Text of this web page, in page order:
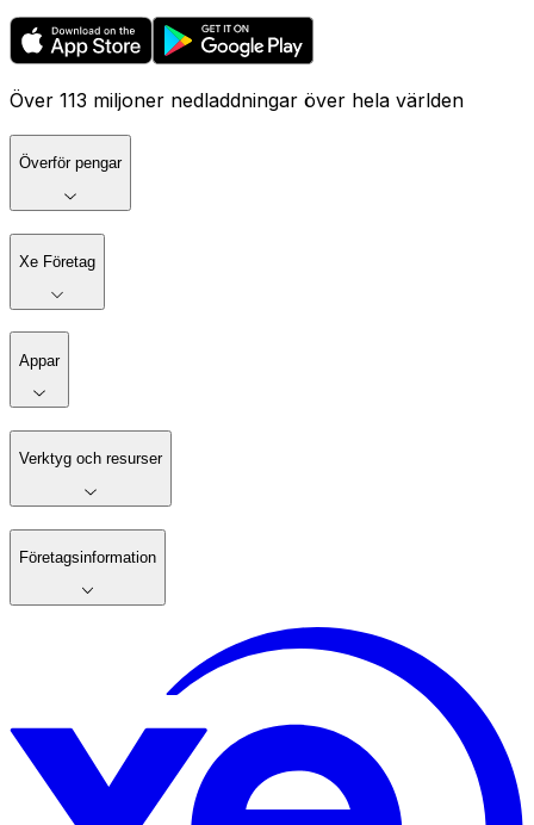
Över 113 miljoner nedladdningar över hela världen
Överför pengar
Xe Företag
Appar
Verktyg och resurser
Företagsinformation